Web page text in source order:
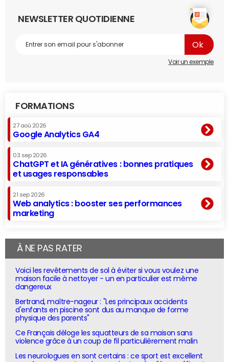
NEWSLETTER QUOTIDIENNE
Voir un exemple
FORMATIONS
27 aoû 2026
Google Analytics GA4
03 sep 2026
ChatGPT et IA génératives : bonnes pratiques
et usages responsables
21 sep 2026
Web analytics : booster ses performances
marketing
À NE PAS RATER
Voici les revêtements de sol à éviter si vous voulez une
maison facile à nettoyer - un en particulier est même
dangereux
Bertrand, maître-nageur : "Les principaux accidents
d'enfants en piscine sont dus au manque de forme
physique des parents"
Ce Français déloge les squatteurs de sa maison sans
violence grâce à un coup de fil particulièrement malin
Les neurologues en sont certains : ce sport est excellent